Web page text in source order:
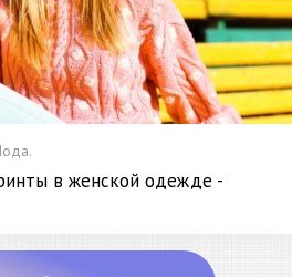
в женской одежде -